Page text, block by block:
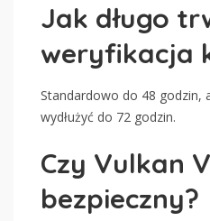
Jak długo
weryfikacja
Standardowo do 48 godzin,
wydłużyć do 72 godzin.
Czy Vulkan
bezpieczny?